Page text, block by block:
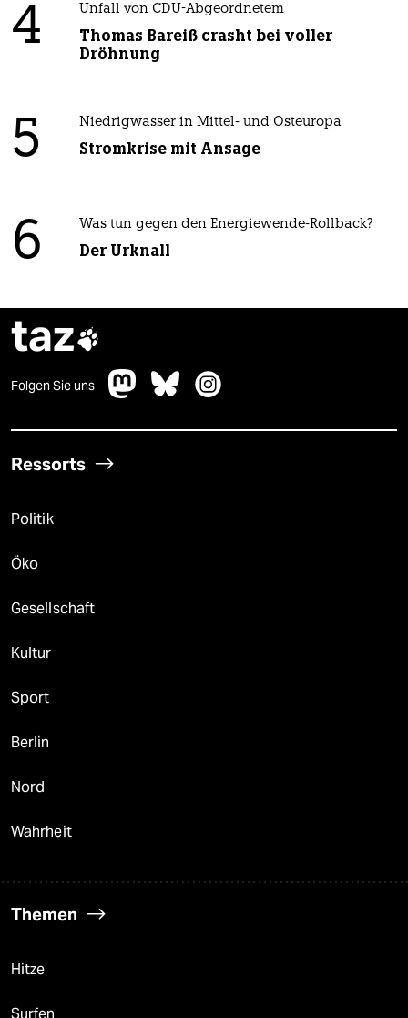
4 Unfall von CDU-Abgeordnetem
Thomas Bareiß crasht bei voller
Dröhnung
5 Niedrigwasser in Mittel- und Osteuropa
Stromkrise mit Ansage
6 Was tun gegen den Energiewende-Rollback?
Der Urknall
taz
Folgen Sie uns
Ressorts
Politik
Öko
Gesellschaft
Kultur
Sport
Berlin
Nord
Wahrheit
Themen
Hitze
Surfen